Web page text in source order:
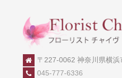
〒227-0062 神奈川県横
045-777-6336